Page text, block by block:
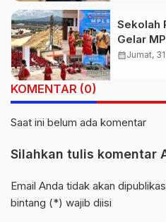
Sekolah
Gelar
calendar_monthJumat,
KOMENTAR (0)
Saat ini belum ada komentar
Silahkan tulis komentar
Email Anda tidak akan
bintang (*) wajib diisi